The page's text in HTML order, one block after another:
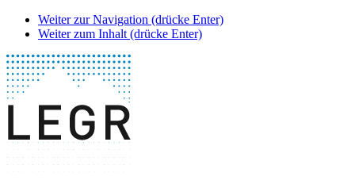
Weiter zur Navigation (drücke Enter)
Weiter zum Inhalt (drücke Enter)